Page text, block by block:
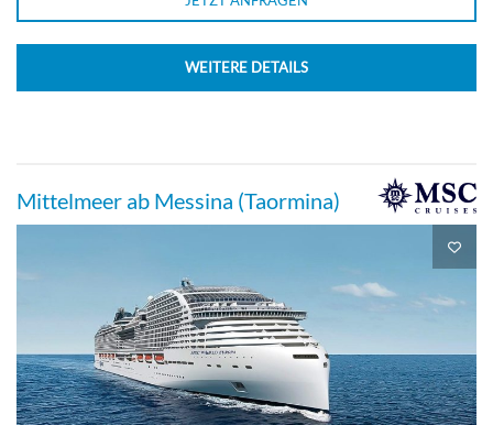
WEITERE DETAILS
Mittelmeer ab Messina (Taormina)